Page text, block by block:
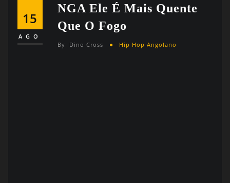
15
AGO
NGA Ele É Mais Quente
Que O Fogo
By Dino Cross Hip Hop Angolano